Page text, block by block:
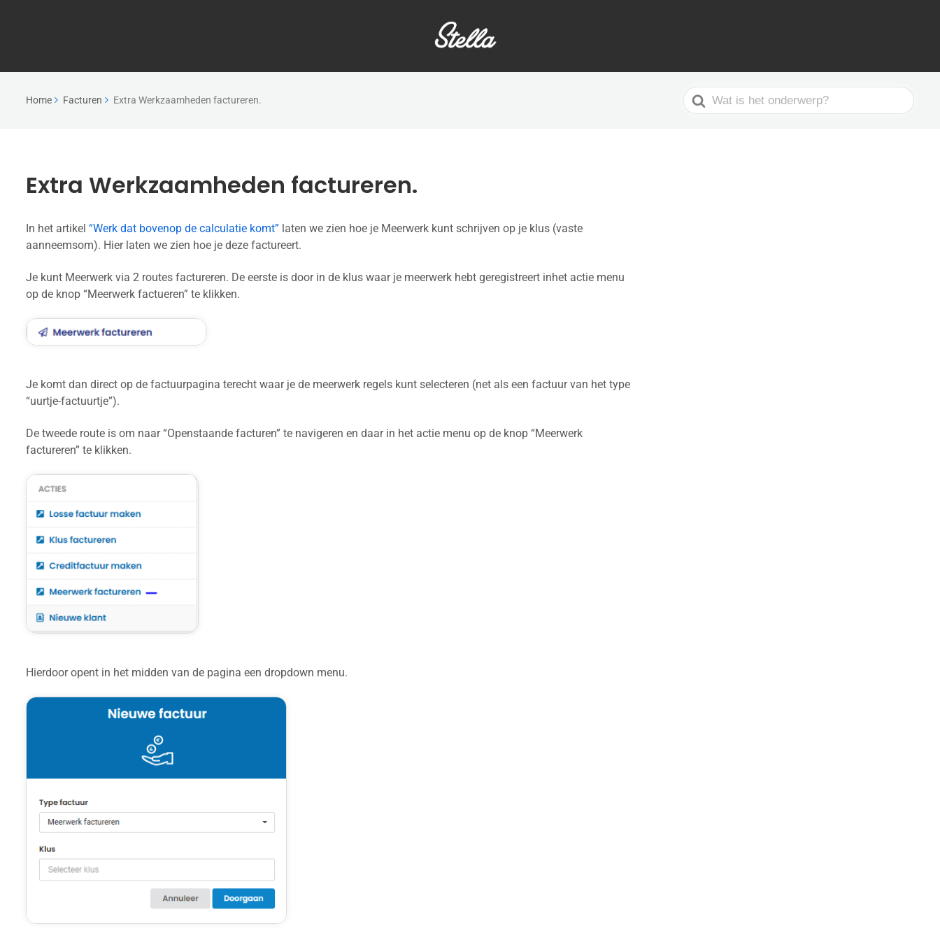
Home Facturen Extra Werkzaamheden factureren.
Search
For
Extra Werkzaamheden factureren.
In het artikel “Werk dat bovenop de calculatie komt” laten we zien hoe je Meerwerk kunt schrijven op je klus (vaste
aanneemsom). Hier laten we zien hoe je deze factureert.
Je kunt Meerwerk via 2 routes factureren. De eerste is door in de klus waar je meerwerk hebt geregistreert inhet actie menu
op de knop “Meerwerk factueren” te klikken.
Je komt dan direct op de factuurpagina terecht waar je de meerwerk regels kunt selecteren (net als een factuur van het type
“uurtje-factuurtje”).
De tweede route is om naar “Openstaande facturen” te navigeren en daar in het actie menu op de knop “Meerwerk
factureren” te klikken.
Hierdoor opent in het midden van de pagina een dropdown menu.